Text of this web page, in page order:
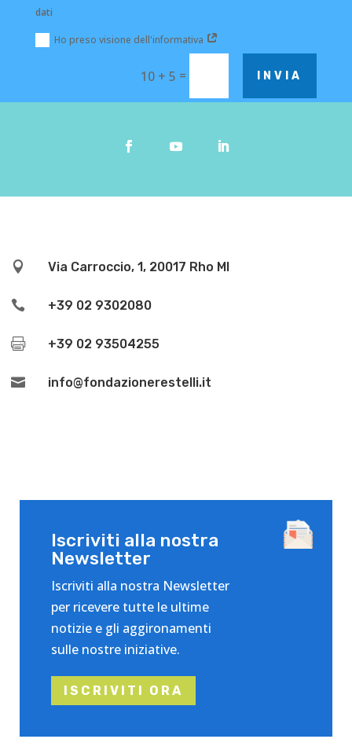
dati
Ho preso visione dell'informativa
10 + 5 = INVIA
 Via Carroccio, 1, 20017 Rho MI
 +39 02 9302080
 +39 02 93504255
 info@fondazionerestelli.it
Iscriviti alla nostra
Newsletter
Iscriviti alla nostra Newsletter
per ricevere tutte le ultime
notizie e gli aggironamenti
sulle nostre iniziative.
ISCRIVITI ORA